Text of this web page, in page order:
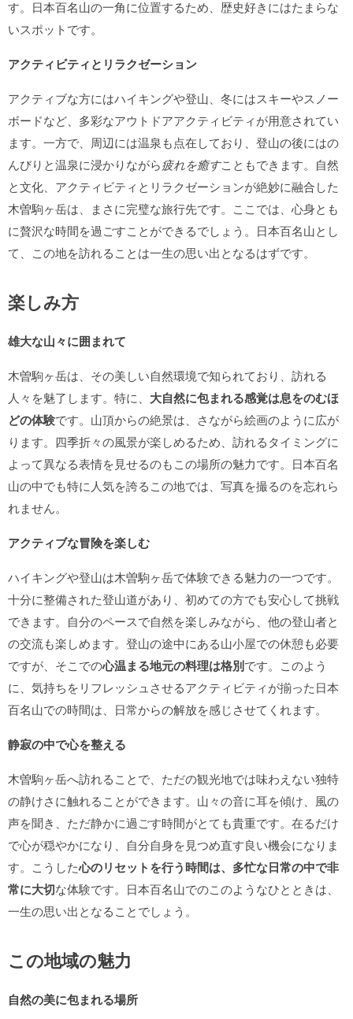
す。日本百名山の一角に位置するため、歴史好きにはたまらな
いスポットです。
アクティビティとリラクゼーション
アクティブな方にはハイキングや登山、冬にはスキーやスノー
ボードなど、多彩なアウトドアアクティビティが用意されてい
ます。一方で、周辺には温泉も点在しており、登山の後にはの
んびりと温泉に浸かりながら疲れを癒すこともできます。自然
と文化、アクティビティとリラクゼーションが絶妙に融合した
木曽駒ヶ岳は、まさに完璧な旅行先です。ここでは、心身とも
に贅沢な時間を過ごすことができるでしょう。日本百名山とし
て、この地を訪れることは一生の思い出となるはずです。
楽しみ方
雄大な山々に囲まれて
木曽駒ヶ岳は、その美しい自然環境で知られており、訪れる
人々を魅了します。特に、 大自然に包まれる感覚は息をのむほ
どの体験です。山頂からの絶景は、さながら絵画のように広が
ります。四季折々の風景が楽しめるため、訪れるタイミングに
よって異なる表情を見せるのもこの場所の魅力です。日本百名
山の中でも特に人気を誇るこの地では、写真を撮るのを忘れら
れません。
アクティブな冒険を楽しむ
ハイキングや登山は木曽駒ヶ岳で体験できる魅力の一つです。
十分に整備された登山道があり、初めての方でも安心して挑戦
できます。自分のペースで自然を楽しみながら、他の登山者と
の交流も楽しめます。登山の途中にある山小屋での休憩も必要
ですが、そこでの心温まる地元の料理は格別です。このよう
に、気持ちをリフレッシュさせるアクティビティが揃った日本
百名山での時間は、日常からの解放を感じさせてくれます。
静寂の中で心を整える
木曽駒ヶ岳へ訪れることで、ただの観光地では味わえない独特
の静けさに触れることができます。山々の音に耳を傾け、風の
声を聞き、ただ静かに過ごす時間がとても貴重です。在るだけ
で心が穏やかになり、自分自身を見つめ直す良い機会になりま
す。こうした心のリセットを行う時間は、多忙な日常の中で非
常に大切な体験です。日本百名山でのこのようなひとときは、
一生の思い出となることでしょう。
この地域の魅力
自然の美に包まれる場所